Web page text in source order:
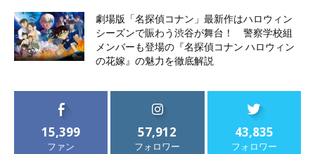
劇場版「名探偵コナン」最新作はハロウィン
シーズンで賑わう渋谷が舞台！ 警察学校組
メンバーも登場の『名探偵コナン ハロウィン
の花嫁』の魅力を徹底解説
15,399
ファン
57,912
フォロワー
43,835
フォロワー